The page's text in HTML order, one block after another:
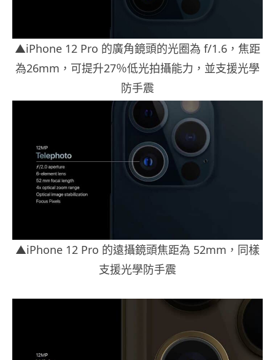
▲iPhone 12 Pro 的廣角鏡頭的光圈為 f/1.6，焦距
為26mm，可提升27％低光拍攝能力，並支援光學
防手震
▲iPhone 12 Pro 的遠攝鏡頭焦距為 52mm，同樣
支援光學防手震